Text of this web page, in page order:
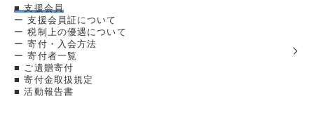
■ 支援会員
ー 支援会員証について
ー 税制上の優遇について
ー 寄付・入会方法
ー 寄付者一覧
■ ご遺贈寄付
■ 寄付金取扱規定
■ 活動報告書